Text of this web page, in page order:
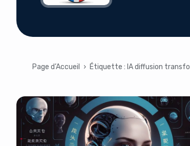
Page d’Accueil › Étiquette : IA diffusion transformateur